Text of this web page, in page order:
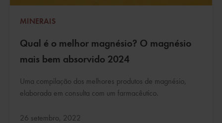
MINERAIS
Qual é o melhor magnésio? O magnésio
mais bem absorvido 2024
Uma compilação dos melhores produtos de magnésio,
elaborada em consulta com um farmacêutico.
Atualizado:
26 setembro, 2022